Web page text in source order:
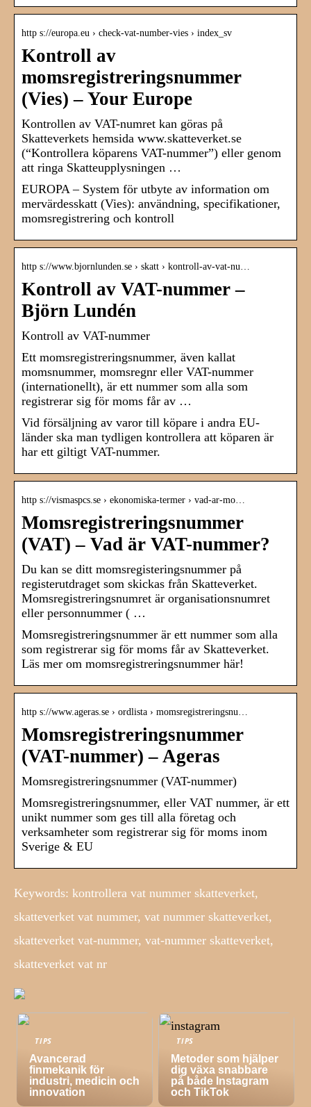
http s://europa.eu › check-vat-number-vies › index_sv
Kontroll av
momsregistreringsnummer
(Vies) – Your Europe
Kontrollen av VAT-numret kan göras på
Skatteverkets hemsida www.skatteverket.se
(“Kontrollera köparens VAT-nummer”) eller genom
att ringa Skatteupplysningen …
EUROPA – System för utbyte av information om
mervärdesskatt (Vies): användning, specifikationer,
momsregistrering och kontroll
http s://www.bjornlunden.se › skatt › kontroll-av-vat-nu…
Kontroll av VAT-nummer –
Björn Lundén
Kontroll av VAT-nummer
Ett momsregistreringsnummer, även kallat
momsnummer, momsregnr eller VAT-nummer
(internationellt), är ett nummer som alla som
registrerar sig för moms får av …
Vid försäljning av varor till köpare i andra EU-
länder ska man tydligen kontrollera att köparen är
har ett giltigt VAT-nummer.
http s://vismaspcs.se › ekonomiska-termer › vad-ar-mo…
Momsregistreringsnummer
(VAT) – Vad är VAT-nummer?
Du kan se ditt momsregisteringsnummer på
registerutdraget som skickas från Skatteverket.
Momsregistreringsnumret är organisationsnumret
eller personnummer ( …
Momsregistreringsnummer är ett nummer som alla
som registrerar sig för moms får av Skatteverket.
Läs mer om momsregistreringsnummer här!
http s://www.ageras.se › ordlista › momsregistreringsnu…
Momsregistreringsnummer
(VAT-nummer) – Ageras
Momsregistreringsnummer (VAT-nummer)
Momsregistreringsnummer, eller VAT nummer, är ett
unikt nummer som ges till alla företag och
verksamheter som registrerar sig för moms inom
Sverige & EU
Keywords: kontrollera vat nummer skatteverket,
skatteverket vat nummer, vat nummer skatteverket,
skatteverket vat-nummer, vat-nummer skatteverket,
skatteverket vat nr
TIPS
Avancerad
finmekanik för
industri, medicin och
innovation
TIPS
Metoder som hjälper
dig växa snabbare
på både Instagram
och TikTok
TIPS